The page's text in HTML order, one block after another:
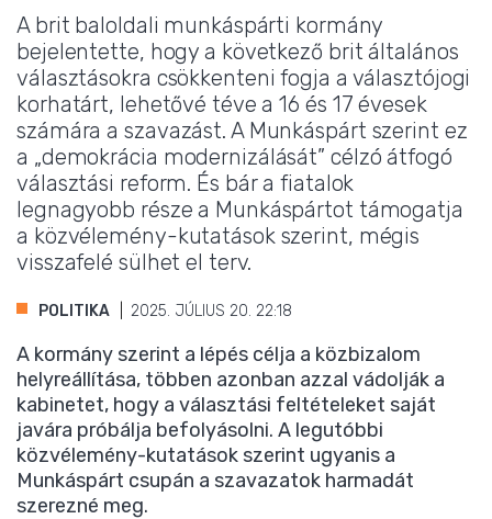
A brit baloldali munkáspárti kormány
bejelentette, hogy a következő brit általános
választásokra csökkenteni fogja a választójogi
korhatárt, lehetővé téve a 16 és 17 évesek
számára a szavazást. A Munkáspárt szerint ez
a „demokrácia modernizálását” célzó átfogó
választási reform. És bár a fiatalok
legnagyobb része a Munkáspártot támogatja
a közvélemény-kutatások szerint, mégis
visszafelé sülhet el terv.
POLITIKA 2025. JÚLIUS 20. 22:18
A kormány szerint a lépés célja a közbizalom
helyreállítása, többen azonban azzal vádolják a
kabinetet, hogy a választási feltételeket saját
javára próbálja befolyásolni. A legutóbbi
közvélemény-kutatások szerint ugyanis a
Munkáspárt csupán a szavazatok harmadát
szerezné meg.